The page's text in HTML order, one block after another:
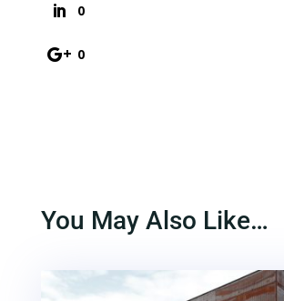
0
0
You May Also Like…